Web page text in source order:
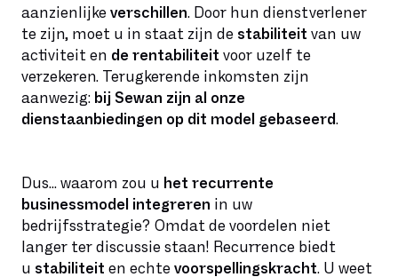
aanzienlijke verschillen. Door hun dienstverlener
te zijn, moet u in staat zijn de stabiliteit van uw
activiteit en de rentabiliteit voor uzelf te
verzekeren. Terugkerende inkomsten zijn
aanwezig: bij Sewan zijn al onze
dienstaanbiedingen op dit model gebaseerd.
Dus... waarom zou u het recurrente
businessmodel integreren in uw
bedrijfsstrategie? Omdat de voordelen niet
langer ter discussie staan! Recurrence biedt
u stabiliteit en echte voorspellingskracht. U weet